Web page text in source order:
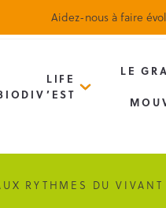
Aidez-nous à faire
LIFE
LE
RYTHMES DU VIVANT